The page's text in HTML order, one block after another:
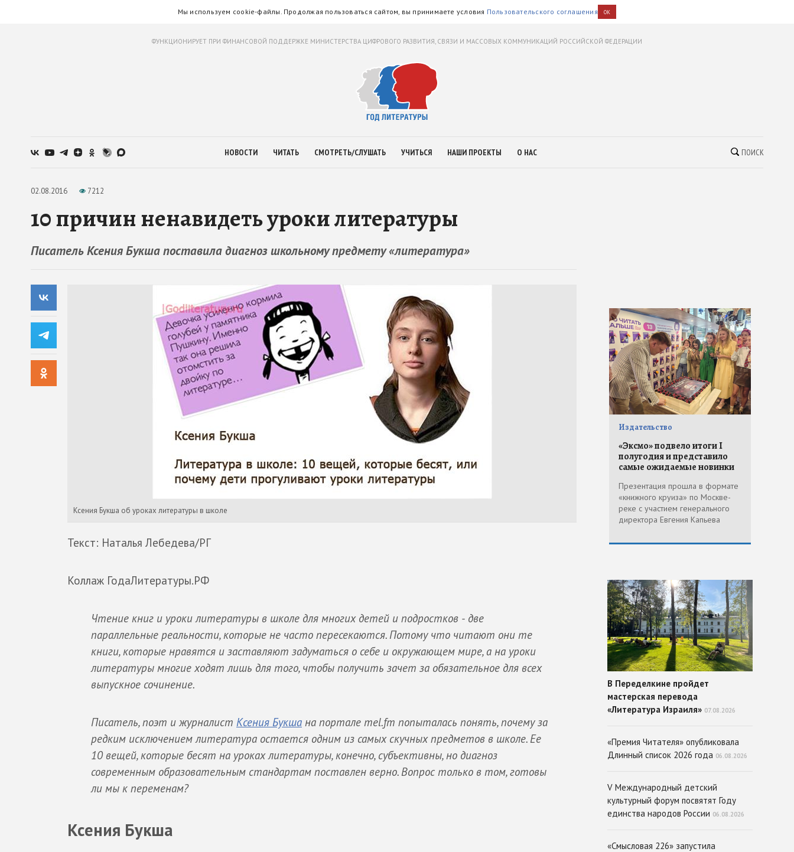
Мы используем cookie-файлы. Продолжая пользоваться сайтом, вы принимаете условия Пользовательского соглашения OK
ФУНКЦИОНИРУЕТ ПРИ ФИНАНСОВОЙ ПОДДЕРЖКЕ МИНИСТЕРСТВА ЦИФРОВОГО РАЗВИТИЯ, СВЯЗИ И МАССОВЫХ КОММУНИКАЦИЙ РОССИЙСКОЙ ФЕДЕРАЦИИ
НОВОСТИ ЧИТАТЬ СМОТРЕТЬ/СЛУШАТЬ УЧИТЬСЯ НАШИ ПРОЕКТЫ О НАС ПОИСК
02.08.2016 7212
10 причин ненавидеть уроки литературы
Писатель Ксения Букша поставила диагноз школьному предмету «литература»
Ксения Букша об уроках литературы в школе
Текст: Наталья Лебедева/РГ
Коллаж ГодаЛитературы.РФ
Чтение книг и уроки литературы в школе для многих детей и подростков - две
параллельные реальности, которые не часто пересекаются. Потому что читают они те
книги, которые нравятся и заставляют задуматься о себе и окружающем мире, а на уроки
литературы многие ходят лишь для того, чтобы получить зачет за обязательное для всех
выпускное сочинение.
Писатель, поэт и журналист Ксения Букша на портале mel.fm попыталась понять, почему за
редким исключением литература остается одним из самых скучных предметов в школе. Ее
10 вещей, которые бесят на уроках литературы, конечно, субъективны, но диагноз
современным образовательным стандартам поставлен верно. Вопрос только в том, готовы
ли мы к переменам?
Ксения Букша
Издательство
«Эксмо» подвело итоги I
полугодия и представило
самые ожидаемые новинки
Презентация прошла в формате
«книжного круиза» по Москве-
реке с участием генерального
директора Евгения Капьева
В Переделкине пройдет
мастерская перевода
«Литература Израиля» 07.08.2026
«Премия Читателя» опубликовала
Длинный список 2026 года 06.08.2026
V Международный детский
культурный форум посвятят Году
единства народов России 06.08.2026
«Смысловая 226» запустила